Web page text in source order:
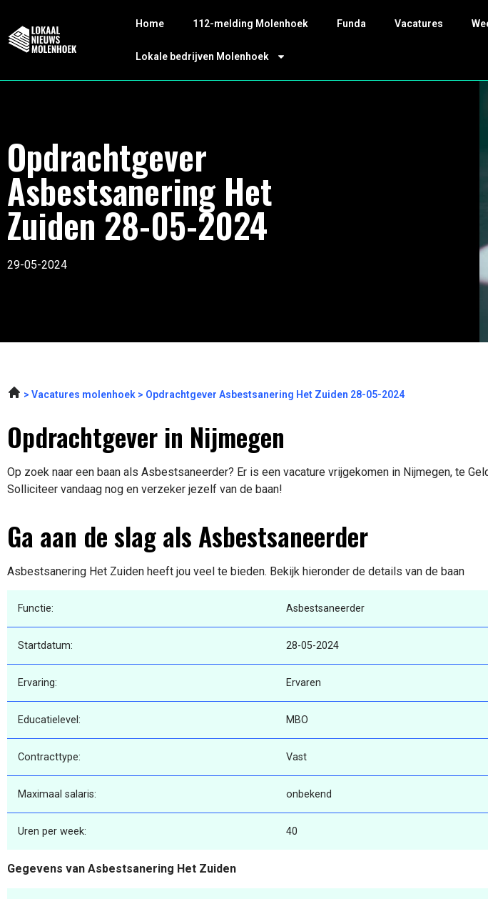
Home 112-melding Molenhoek Funda Vacatures
Lokale bedrijven Molenhoek
Opdrachtgever
Asbestsanering Het
Zuiden 28-05-2024
29-05-2024
Vacatures molenhoek Opdrachtgever Asbestsanering Het Zuiden 28-05-2024
Opdrachtgever in Nijmegen
Op zoek naar een baan als Asbestsaneerder? Er is een vacature vrijgekomen in Nijmegen, te
Solliciteer vandaag nog en verzeker jezelf van de baan!
Ga aan de slag als Asbestsaneerder
Asbestsanering Het Zuiden heeft jou veel te bieden. Bekijk hieronder de details van de baan
Functie: Asbestsaneerder
Startdatum: 28-05-2024
Ervaring: Ervaren
Educatielevel: MBO
Contracttype: Vast
Maximaal salaris: onbekend
Uren per week: 40
Gegevens van Asbestsanering Het Zuiden